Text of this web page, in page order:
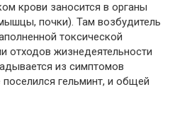
крови заносится в органы
почки). Там возбудитель
токсической
отходов жизнедеятельности
из симптомов
гельминт, и общей